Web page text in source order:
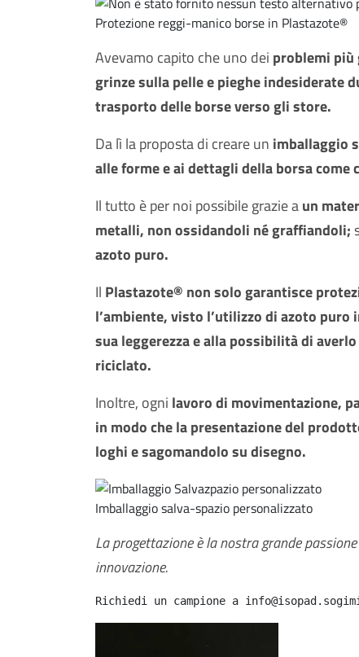
Protezione reggi-manico borse in Plastazote®
Avevamo capito che uno dei problemi più
grinze sulla pelle e pieghe indesiderate
trasporto delle borse verso gli store.
Da lì la proposta di creare un imballaggio
alle forme e ai dettagli della borsa
Il tutto è per noi possibile grazie aun
metalli, non ossidandoli né graffiandoli;
azoto puro.
Il Plastazote® non solo garantisce
l’ambiente, visto l’utilizzo di azoto
sua leggerezza e alla possibilità di
riciclato.
Inoltre, ogni lavoro di movimentazione,
in modo che la presentazione del
loghi e sagomandolo su disegno.
Imballaggio salva-spazio personalizzato
La progettazione è la nostra grande
innovazione.
Richiedi un campione a